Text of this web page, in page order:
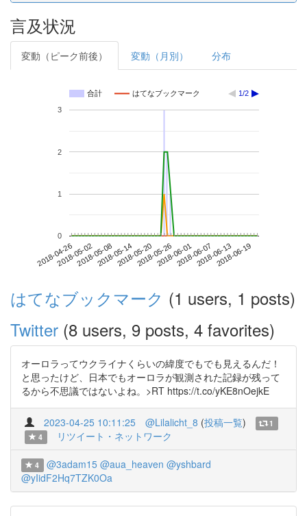
言及状況
変動（ピーク前後） 変動（月別） 分布
合計 はてなブックマーク 1/2
2018-04-262018-05-022018-05-082018-05-142018-05-202018-05-262018-06-012018-06-072018-06-132018-06-19
0
1
2
3
はてなブックマーク (1 users, 1 posts)
Twitter (8 users, 9 posts, 4 favorites)
オーロラってウクライナくらいの緯度でもでも見えるんだ！
と思ったけど、日本でもオーロラが観測された記録が残って
るから不思議ではないよね。>RT https://t.co/yKE8nOejkE
2023-04-25 10:11:25 @Lilalicht_8 (投稿一覧)
1
4
リツイート・ネットワーク
4 @3adam15 @aua_heaven @yshbard
@yIidF2Hq7TZK0Oa